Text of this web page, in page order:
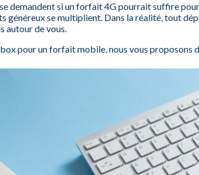
demandent si un forfait 4G pourrait suffire
généreux se multiplient. Dans la réalité, tout
autour de vous.
pour un forfait mobile, nous vous proposons